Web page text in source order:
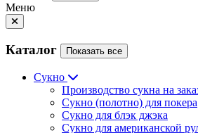
Меню
Каталог Показать все
Сукно
Производство сукна на
Сукно (полотно) для покера
Сукно для блэк джэка
Сукно для американской